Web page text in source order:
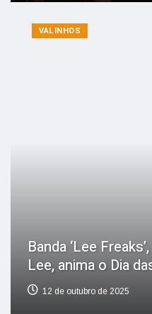
VALINHOS
Pesquisar